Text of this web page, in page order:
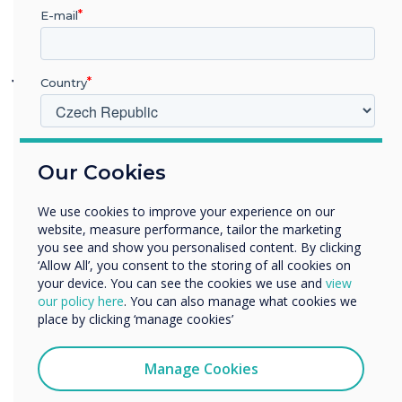
Jaký dopad má nová technologie na
studenty a učitele?
„Nové panely Clevertouch byly pro mnohé z
našich tříd hrou, která mění hru,“ říká John,
„učitelé, kteří dříve používali své zařízení
pouze k projekci, nyní plně využívají IFP.
Zpětná vazba od učitelů byla v drtivé většině
pozitivní.
„Ve skutečnosti učitelé, kteří ještě nedostali
Clevertouch, neustále požadují jeden pro
svou třídu. Plánovali jsme přidat dalších 30
panelů každý školní rok, dokud nebudeme
Our Cookies
We use cookies to improve your experience on our
website, measure performance, tailor the marketing
you see and show you personalised content. By clicking
‘Allow All’, you consent to the storing of all cookies on
your device. You can see the cookies we use and view
our policy here. You can also manage what cookies we
place by clicking ‘manage cookies’
Manage Cookies
E-mail
Country
Vzdělávání
Další
Název společnosti
Rádi bychom vás kontaktovali ohledně našich produktů a
služeb e-mailem, telefonicky nebo poštou.
Souhlasím se zasíláním zpráv od společnosti